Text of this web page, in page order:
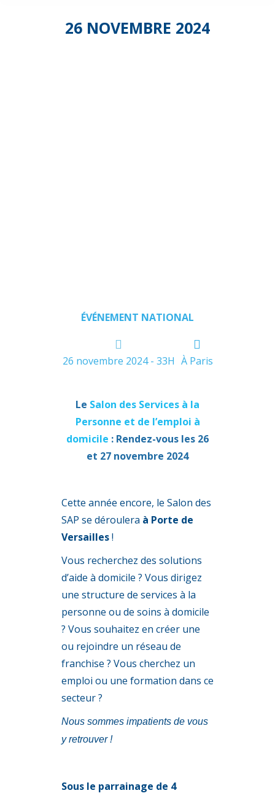
26 NOVEMBRE 2024
ÉVÉNEMENT NATIONAL
26 novembre 2024 - 33H À Paris
Le Salon des Services à la
Personne et de l’emploi à
domicile : Rendez-vous les 26
et 27 novembre 2024
Cette année encore, le Salon des
SAP se déroulera à Porte de
Versailles!
Vous recherchez des solutions
d’aide à domicile ? Vous dirigez
une structure de services à la
personne ou de soins à domicile
? Vous souhaitez en créer une
ou rejoindre un réseau de
franchise ? Vous cherchez un
emploi ou une formation dans ce
secteur ?
Nous sommes impatients de vous
y retrouver !
Sous le parrainage de 4